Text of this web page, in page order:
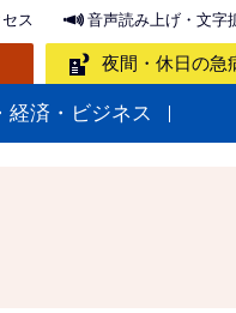
ス 音声読み上げ・文字
夜間・休日の急
経済・ビジネス